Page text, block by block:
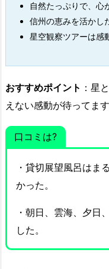
自然たっぷりで、心
信州の恵みを活か
星空観察ツアーは感
おすすめポイント ：星
えない感動が待ってま
口コミは?
・貸切展望風呂はま
かった。
・朝日、雲海、夕日
した。